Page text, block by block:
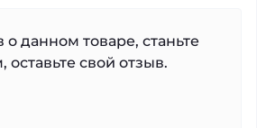
о данном товаре, станьте
оставьте свой отзыв.